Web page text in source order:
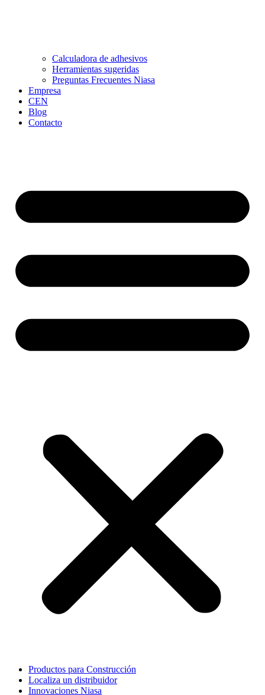
Calculadora de adhesivos
Herramientas sugeridas
Preguntas Frecuentes Niasa
Empresa
CEN
Blog
Contacto
Productos para Construcción
Localiza un distribuidor
Innovaciones Niasa